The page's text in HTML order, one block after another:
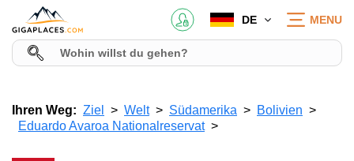
DE MENU
Ihren Weg: Ziel Welt Südamerika
Bolivien
Eduardo Avaroa Nationalreservat